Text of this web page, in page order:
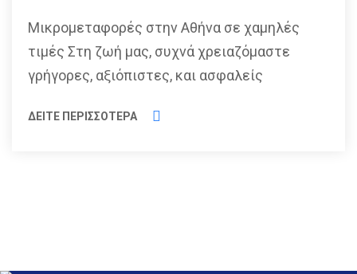
Μικρομεταφορές στην Αθήνα σε χαμηλές
τιμές Στη ζωή μας, συχνά χρειαζόμαστε
γρήγορες, αξιόπιστες, και ασφαλείς
ΔΕΙΤΕ ΠΕΡΙΣΣΟΤΕΡΑ